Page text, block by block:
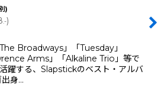
)
.-)
Broadways」「Tuesday」
Arms」「Alkaline Trio」等で
躍する、Slapstickのベスト・アルバ
身…